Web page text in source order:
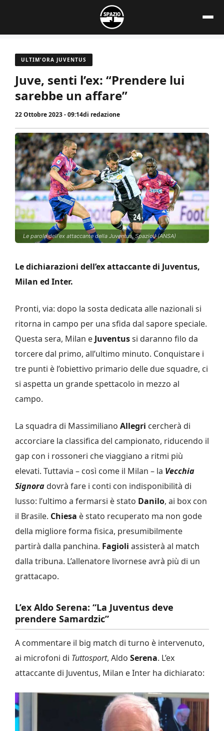
contenuto
ULTIM'ORA JUVENTUS
Juve, senti l’ex: “Prendere lui
sarebbe un affare”
22 Ottobre 2023 - 09:14di redazione
Le parole dell'ex attaccante della Juventus, SpazioJ (ANSA)
Le dichiarazioni dell’ex attaccante di Juventus,
Milan ed Inter.
Pronti, via: dopo la sosta dedicata alle nazionali si
ritorna in campo per una sfida dal sapore speciale.
Questa sera, Milan e Juventussi daranno filo da
torcere dal primo, all’ultimo minuto. Conquistare i
tre punti è l’obiettivo primario delle due squadre, ci
si aspetta un grande spettacolo in mezzo al
campo.
La squadra di Massimiliano Allegri cercherà di
accorciare la classifica del campionato, riducendo il
gap con i rossoneri che viaggiano a ritmi più
elevati. Tuttavia – così come il Milan – la Vecchia
Signora dovrà fare i conti con indisponibilità di
lusso: l’ultimo a fermarsi è stato Danilo, ai box con
il Brasile. Chiesa è stato recuperato ma non gode
della migliore forma fisica, presumibilmente
partirà dalla panchina. Fagioli assisterà al match
dalla tribuna. L’allenatore livornese avrà più di un
grattacapo.
L’ex Aldo Serena: “La Juventus deve
prendere Samardzic”
A commentare il big match di turno è intervenuto,
ai microfoni di Tuttosport, Aldo Serena. L’ex
attaccante di Juventus, Milan e Inter ha dichiarato: